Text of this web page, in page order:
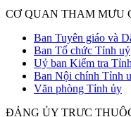
CƠ QUAN THAM MƯU
Ban Tuyên giáo và
Ban Tổ chức Tỉnh uỷ
Uỷ ban Kiểm tra
Ban Nội chính Tỉnh
Văn phòng Tỉnh ủy
ĐẢNG ỦY TRỰC